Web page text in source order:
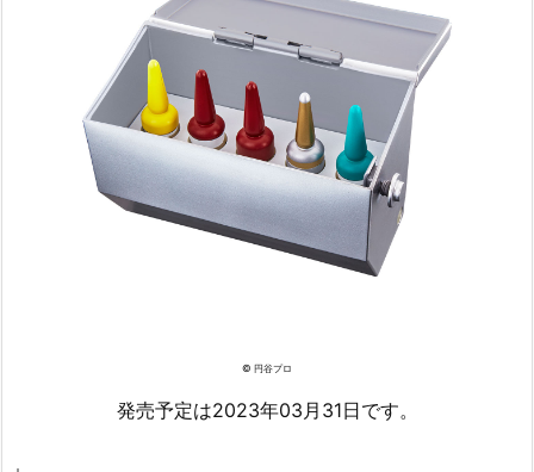
© 円谷プロ
発売予定は2023年03月31日です。